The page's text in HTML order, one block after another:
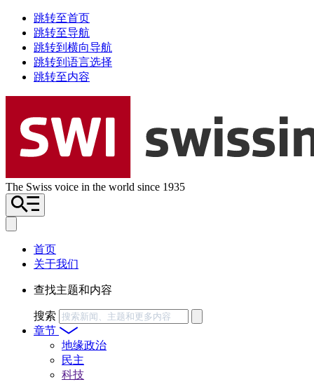
跳转至首页
跳转至导航
跳转到横向导航
跳转到语言选择
跳转至内容
The Swiss voice in the world since 1935
首页
关于我们
查找主题和内容
搜索
章节
地缘政治
民主
科技